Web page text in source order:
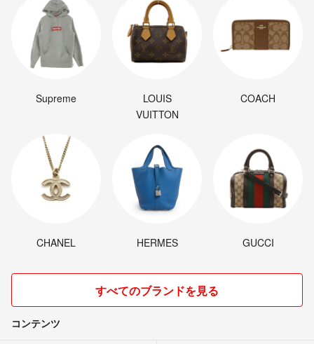
Supreme
LOUIS
VUITTON
COACH
CHANEL HERMES GUCCI
すべてのブランドを見る
コンテンツ